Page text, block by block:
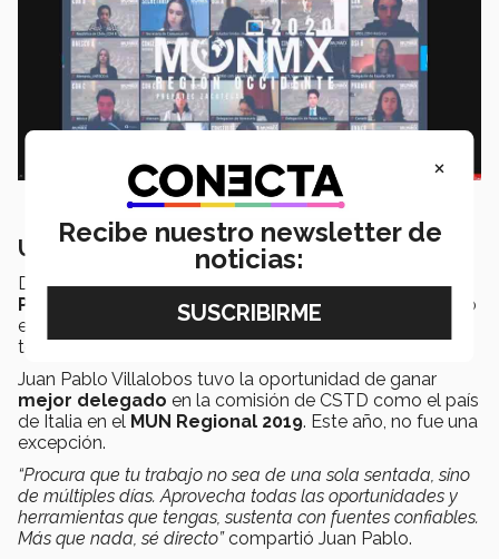
Una postura es clave para el éxito
Dentro del comité de Security Council, el alumno de
PrepaTec
Juan Pablo Villalobos resultó ganador como
el
delegado que entregó la mejor postura
tomando el papel del país de Francia.
Juan Pablo Villalobos tuvo la oportunidad de ganar
mejor delegado en la comisión de CSTD como el país
de Italia en el MUN Regional 2019. Este año, no fue una
excepción.
“Procura que tu trabajo no sea de una sola sentada, sino
de múltiples días. Aprovecha todas las oportunidades y
herramientas que tengas, sustenta con fuentes confiables.
Más que nada, sé directo”compartió Juan Pablo.
×
Recibe nuestro newsletter de
noticias: